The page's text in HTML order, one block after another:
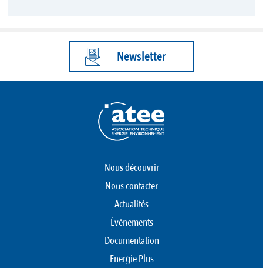
Newsletter
Nous découvrir
Nous contacter
Actualités
Événements
Documentation
Energie Plus